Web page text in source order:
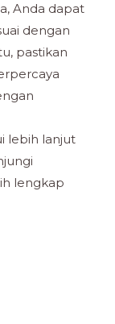
Anda dapat
dengan
pastikan
lebih lanjut
lengkap